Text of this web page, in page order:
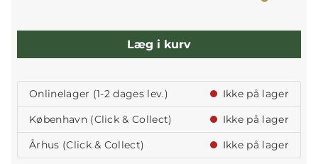
Læg i kurv
Onlinelager (1-2 dages lev.)
Ikke på lager
København (Click & Collect)
Ikke på lager
Århus (Click & Collect)
Ikke på lager